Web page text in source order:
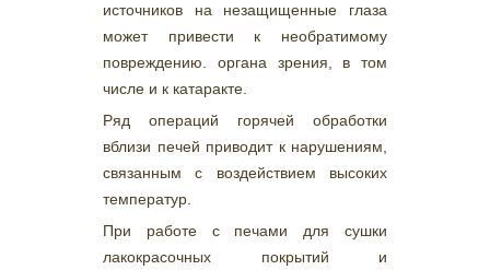
источников на незащищенные глаза
может привести к необратимому
повреждению. органа зрения, в том
числе и к катаракте.
Ряд операций горячей обработки
вблизи печей приводит к нарушениям,
связанным с воздействием высоких
температур.
При работе с печами для сушки
лакокрасочных покрытий и